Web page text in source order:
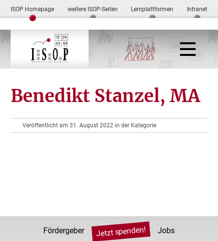
ISOP Homepage weitere ISOP-Seiten Lernplattformen Intranet
Benedikt Stanzel, MA
Veröffentlicht am 31. August 2022 in der Kategorie
Fördergeber Jetzt spenden! Jobs